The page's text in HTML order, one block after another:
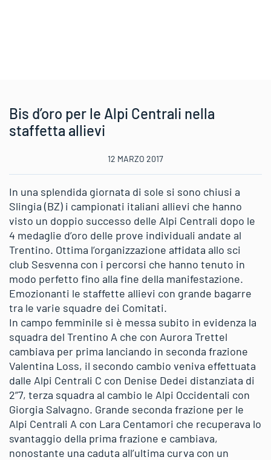
Bis d’oro per le Alpi Centrali nella
staffetta allievi
12 MARZO 2017
In una splendida giornata di sole si sono chiusi a
Slingia (BZ) i campionati italiani allievi che hanno
visto un doppio successo delle Alpi Centrali dopo le
4 medaglie d’oro delle prove individuali andate al
Trentino. Ottima l’organizzazione affidata allo sci
club Sesvenna con i percorsi che hanno tenuto in
modo perfetto fino alla fine della manifestazione.
Emozionanti le staffette allievi con grande bagarre
tra le varie squadre dei Comitati.
In campo femminile si è messa subito in evidenza la
squadra del Trentino A che con Aurora Trettel
cambiava per prima lanciando in seconda frazione
Valentina Loss, il secondo cambio veniva effettuata
dalle Alpi Centrali C con Denise Dedei distanziata di
2”7, terza squadra al cambio le Alpi Occidentali con
Giorgia Salvagno. Grande seconda frazione per le
Alpi Centrali A con Lara Centamori che recuperava lo
svantaggio della prima frazione e cambiava,
nonostante una caduta all’ultima curva con un